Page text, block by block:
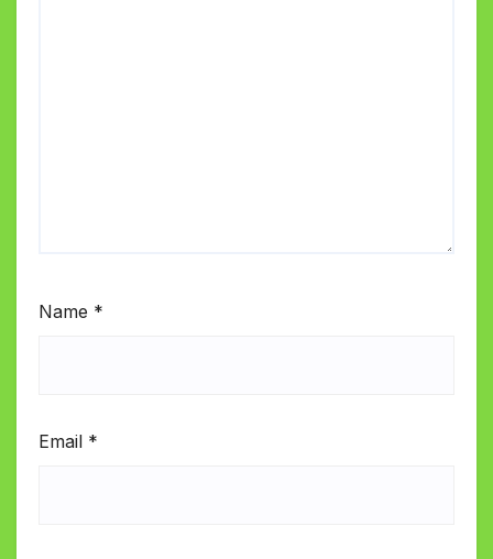
Name *
Email *